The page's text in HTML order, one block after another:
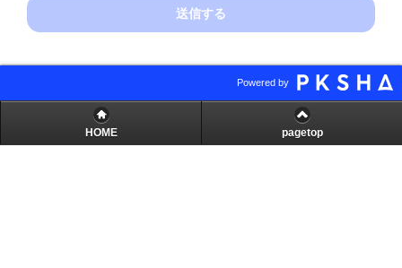
送信する
Powered by
HOME pagetop